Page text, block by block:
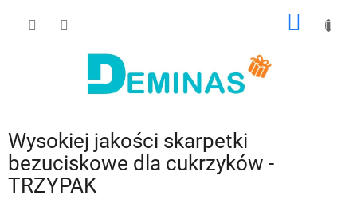
Wysokiej jakości skarpetki
bezuciskowe dla cukrzyków -
TRZYPAK